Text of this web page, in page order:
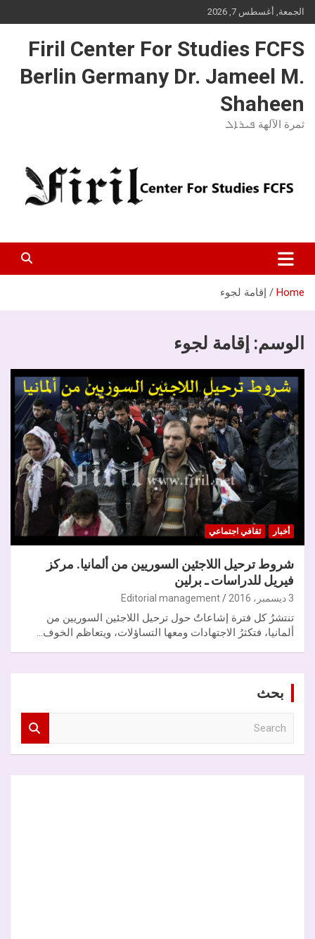
Skip
to
الجمعة, أغسطس 7, 2026
Firil Center For Studies FCFS
Berlin Germany Dr. Jameel M.
Shaheen
ثمرة الآلهة ܦܝܪܐܠ
Home إقامة لجوء
الوسم: إقامة لجوء
أخبار ثقافي اجتماعي
شروط ترحيل اللاجئين السوريين من ألمانيا. مركز
فيريل للدراسات ـ برلين
3 ديسمبر، 2016 Editorial management
تنتشرُ كل فترة إشاعاتٌ حول ترحيل اللاجئين السوريين من
ألمانيا، فتكثرُ الاجتهادات ومعها التساؤلات، ويتعاظم الخوف…
بحث